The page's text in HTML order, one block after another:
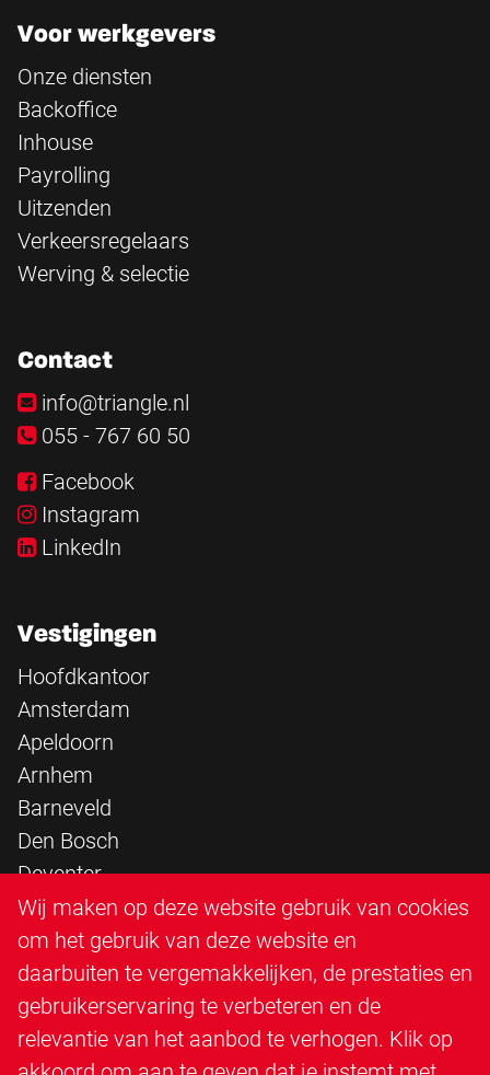
Voor werkgevers
Onze diensten
Backoffice
Inhouse
Payrolling
Uitzenden
Verkeersregelaars
Werving & selectie
Contact
info@triangle.nl
055 - 767 60 50
Facebook
Instagram
LinkedIn
Vestigingen
Hoofdkantoor
Amsterdam
Apeldoorn
Arnhem
Barneveld
Den Bosch
Deventer
Epe
Sittard
Triangle Infra
Triangle Steigerbouw
Utrecht
Wij maken op deze website gebruik van cookies
om het gebruik van deze website en
daarbuiten te vergemakkelijken, de prestaties en
gebruikerservaring te verbeteren en de
relevantie van het aanbod te verhogen. Klik op